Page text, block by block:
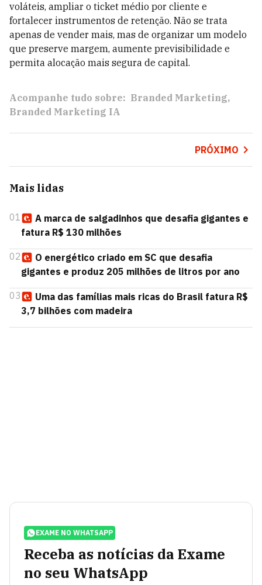
voláteis, ampliar o ticket médio por cliente e
fortalecer instrumentos de retenção. Não se trata
apenas de vender mais, mas de organizar um modelo
que preserve margem, aumente previsibilidade e
permita alocação mais segura de capital.
Acompanhe tudo sobre: Branded Marketing
Branded Marketing IA
PRÓXIMO
Mais lidas
01
A marca de salgadinhos que desafia gigantes e
fatura R$ 130 milhões
02
O energético criado em SC que desafia
gigantes e produz 205 milhões de litros por ano
03
Uma das famílias mais ricas do Brasil fatura R$
3,7 bilhões com madeira
EXAME NO WHATSAPP
Receba as notícias da Exame
no seu WhatsApp